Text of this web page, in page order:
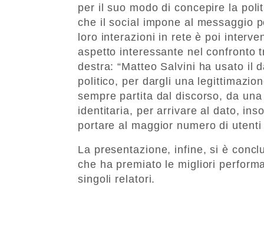
per il suo modo di concepire la
che il social impone al messaggio
loro interazioni in rete è poi
aspetto interessante nel confronto
destra: “Matteo Salvini ha usato il
politico, per dargli una
sempre partita dal discorso, da
identitaria, per arrivare al dato,
portare al maggior numero di
La presentazione, infine, si è
che ha premiato le migliori
singoli relatori.